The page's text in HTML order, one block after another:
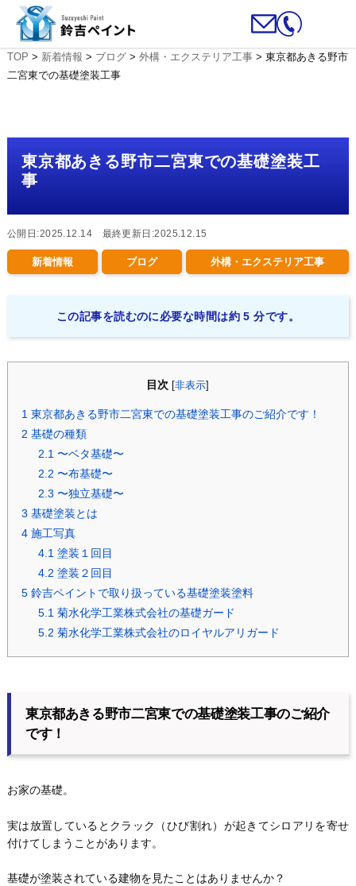
TOP > 新着情報 > ブログ> 外構・エクステリア工事> 東京都あきる野市
二宮東での基礎塗装工事
東京都あきる野市二宮東での基礎塗装工
事
公開日:2025.12.14 最終更新日:2025.12.15
新着情報 ブログ 外構・エクステリア工事
この記事を読むのに必要な時間は約 5 分です。
目次 [非表示
1東京都あきる野市二宮東での基礎塗装工事のご紹介です！
2 基礎の種類
2.1〜ベタ基礎〜
2.2 〜布基礎〜
2.3 〜独立基礎〜
3 基礎塗装とは
4施工写真
4.1塗装１回目
4.2 塗装２回目
5鈴吉ペイントで取り扱っている基礎塗装塗料
5.1菊水化学工業株式会社の基礎ガード
5.2 菊水化学工業株式会社のロイヤルアリガード
東京都あきる野市二宮東での基礎塗装工事のご紹介
です！
お家の基礎。
実は放置しているとクラック（ひび割れ）が起きてシロアリを寄せ
付けてしまうことがあります。
基礎が塗装されている建物を見たことはありませんか？